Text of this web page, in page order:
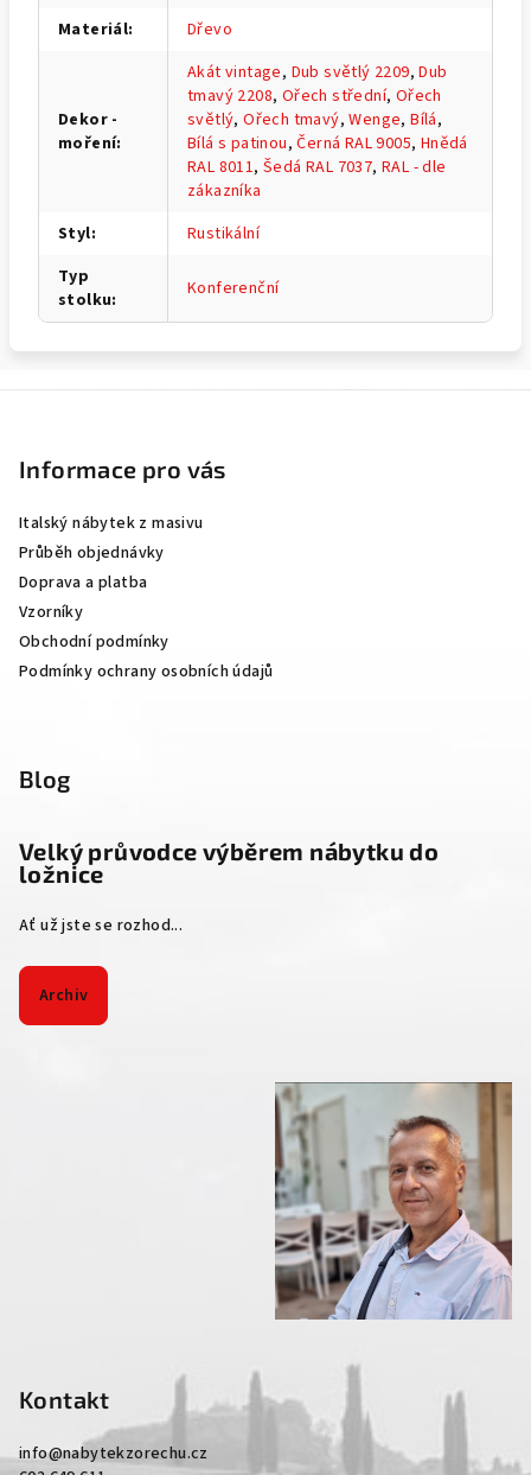
Materiál: Dřevo
Dekor -
moření:
Akát vintage, Dub světlý 2209,Dub
tmavý 2208, Ořech střední, Ořech
světlý,Ořech tmavý,Wenge,Bílá,
Bílá s patinou,Černá RAL 9005, Hnědá
RAL 8011,Šedá RAL 7037,RAL - dle
zákazníka
Styl:
Rustikální
Typ
stolku: Konferenční
Informace pro vás
Italský nábytek z masivu
Průběh objednávky
Doprava a platba
Vzorníky
Obchodní podmínky
Podmínky ochrany osobních údajů
Blog
Velký průvodce výběrem nábytku do
ložnice
Ať už jste se rozhod...
Archiv
Kontakt
info@nabytekzorechu.cz